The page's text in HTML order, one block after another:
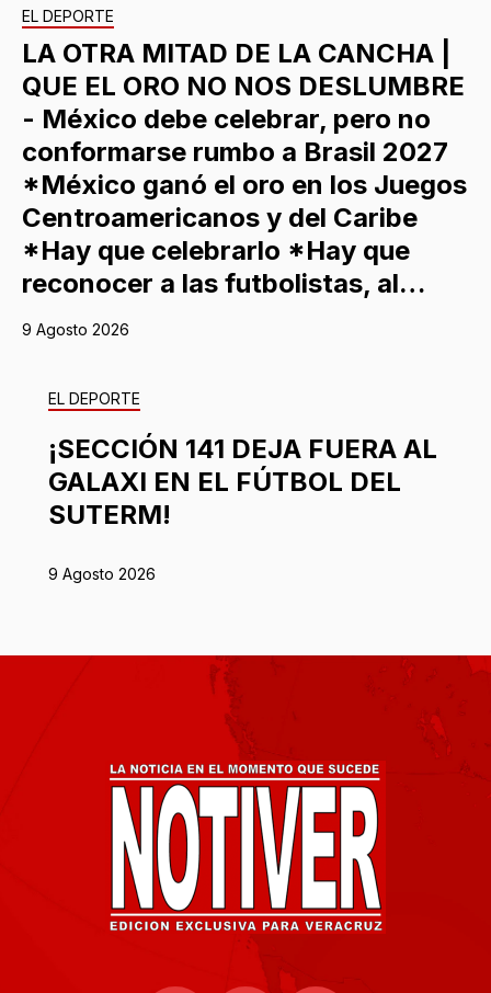
EL DEPORTE
LA OTRA MITAD DE LA CANCHA |
QUE EL ORO NO NOS DESLUMBRE
- México debe celebrar, pero no
conformarse rumbo a Brasil 2027
*México ganó el oro en los Juegos
Centroamericanos y del Caribe
*Hay que celebrarlo *Hay que
reconocer a las futbolistas, al…
9 Agosto 2026
EL DEPORTE
¡SECCIÓN 141 DEJA FUERA AL
GALAXI EN EL FÚTBOL DEL
SUTERM!
9 Agosto 2026